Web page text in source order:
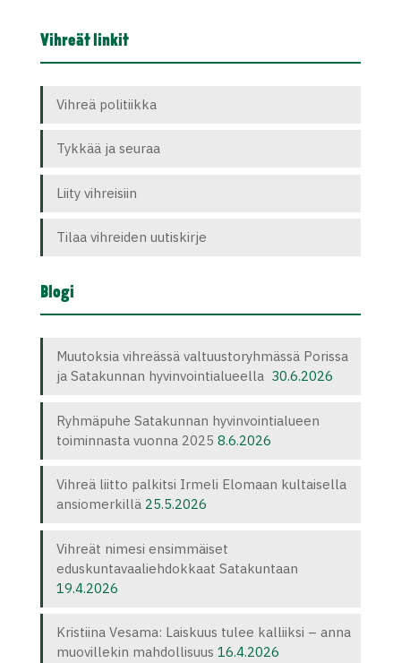
Vihreät linkit
Vihreä politiikka
Tykkää ja seuraa
Liity vihreisiin
Tilaa vihreiden uutiskirje
Blogi
Muutoksia vihreässä valtuustoryhmässä Porissa
ja Satakunnan hyvinvointialueella 30.6.2026
Ryhmäpuhe Satakunnan hyvinvointialueen
toiminnasta vuonna 2025 8.6.2026
Vihreä liitto palkitsi Irmeli Elomaan kultaisella
ansiomerkillä 25.5.2026
Vihreät nimesi ensimmäiset
eduskuntavaaliehdokkaat Satakuntaan
19.4.2026
Kristiina Vesama: Laiskuus tulee kalliiksi – anna
muovillekin mahdollisuus 16.4.2026